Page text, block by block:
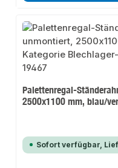
Palettenregal-
2500x1100 mm, blau/
Sofort verfügbar,